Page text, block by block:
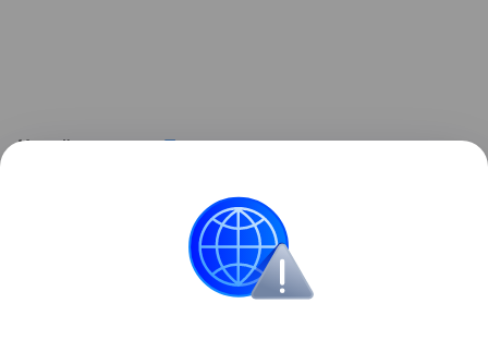
Читайте также:Пять плюсов позднего
Контент недоступен